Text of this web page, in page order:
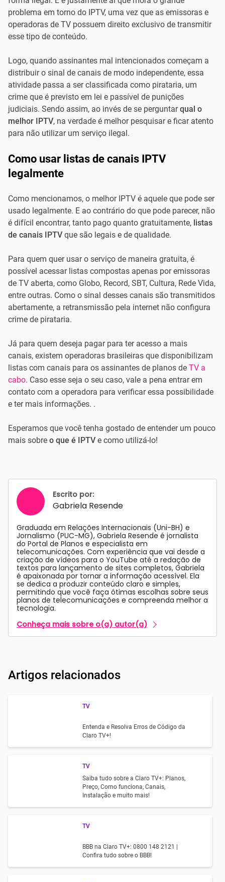
problema em torno do IPTV, uma vez que as emissoras e
operadoras de TV possuem direito exclusivo de transmitir
esse tipo de conteúdo.
Logo, quando assinantes mal intencionados começam a
distribuir o sinal de canais de modo independente, essa
atividade passa a ser classificada como pirataria, um
crime que é previsto em lei e passível de punições
judiciais. Sendo assim, ao invés de se perguntarqual o
melhor IPTV, na verdade é melhor pesquisar e ficar atento
para não utilizar um serviço ilegal.
Como usar listas de canais IPTV
legalmente
Como mencionamos, o melhor IPTV é aquele que pode ser
usado legalmente. E ao contrário do que pode parecer, não
é difícil encontrar, tanto pago quanto gratuitamente, listas
de canais IPTV que são legais e de qualidade.
Para quem quer usar o serviço de maneira gratuita, é
possível acessar listas compostas apenas por emissoras
de TV aberta, como Globo, Record, SBT, Cultura, Rede Vida,
entre outras. Como o sinal desses canais são transmitidos
abertamente, a retransmissão pela internet não configura
crime de pirataria.
Já para quem deseja pagar para ter acesso a mais
canais, existem operadoras brasileiras que disponibilizam
listas com canais para os assinantes de planos de TV a
cabo. Caso esse seja o seu caso, vale a pena entrar em
contato com a operadora para verificar essa possibilidade
e ter mais informações. .
Esperamos que você tenha gostado de entender um pouco
mais sobre o que é IPTV e como utilizá-lo!
Escrito por:
Gabriela Resende
Graduada em Relações Internacionais (Uni-BH) e
Jornalismo (PUC-MG), Gabriela Resende é jornalista
do Portal de Planos e especialista em
telecomunicações. Com experiência que vai desde a
criação de vídeos para o YouTube até a redação de
textos para lançamento de sites completos, Gabriela
é apaixonada por tornar a informação acessível. Ela
se dedica a produzir conteúdo claro e simples,
permitindo que você faça ótimas escolhas sobre seus
planos de telecomunicações e compreenda melhor a
tecnologia.
Conheça mais sobre o(a) autor(a)
Artigos relacionados
TV
Entenda e Resolva Erros de Código da
Claro TV+!
TV
Saiba tudo sobre a Claro TV+: Planos,
Preço, Como funciona, Canais,
Instalação e muito mais!
TV
BBB na Claro TV+: 0800 148 2121 |
Confira tudo sobre o BBB!